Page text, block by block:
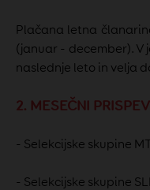
Plačana letna
(januar - december). V
naslednje leto in velja
2. MESEČNI
- Selekcijske skupine
- Selekcijske skupine